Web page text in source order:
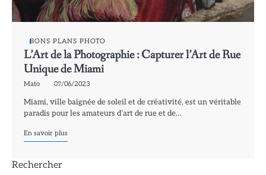
BONS PLANS PHOTO
L’Art de la Photographie : Capturer l’Art de Rue
Unique de Miami
Mato 09/06/2023
Miami, ville baignée de soleil et de créativité, est un véritable
paradis pour les amateurs d’art de rue et de…
En savoir plus
Rechercher